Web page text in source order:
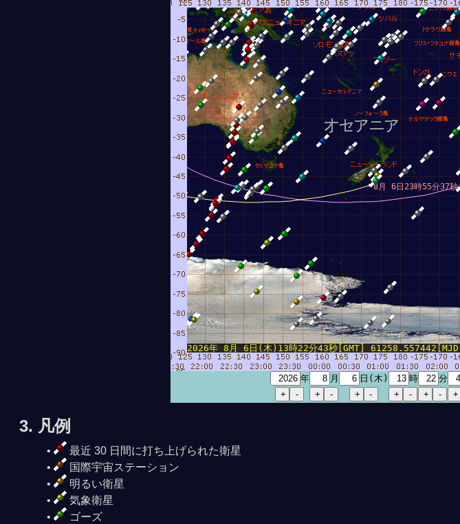
8月 6日23時55分37秒
2026年 8月 6日(木)13時22分43秒[GMT] 61258.557442[MJD]
年 月 日(木) 時 分
3. 凡例
最近 30 日間に打ち上げられた衛星
国際宇宙ステーション
明るい衛星
気象衛星
ゴーズ